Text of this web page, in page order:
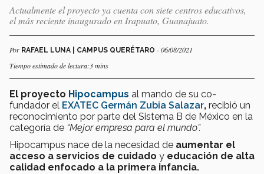
Actualmente el proyecto ya cuenta con siete centros educativos,
el más reciente inaugurado en Irapuato, Guanajuato.
Por RAFAEL LUNA | CAMPUS QUERÉTARO - 06/08/2021
Tiempo estimado de lectura:3 mins
El proyecto Hipocampus al mando de su co-
fundador el EXATEC Germán Zubia Salazar, recibió un
reconocimiento por parte del Sistema B de México en la
categoría de “Mejor empresa para el mundo”.
Hipocampus nace de la necesidad de aumentar el
acceso a servicios de cuidado y educación de alta
calidad enfocado a la primera infancia.